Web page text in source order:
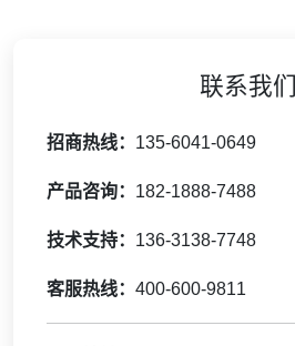
联系我们
招商热线： 135-6041-0649
产品咨询： 182-1888-7488
技术支持： 136-3138-7748
客服热线： 400-600-9811